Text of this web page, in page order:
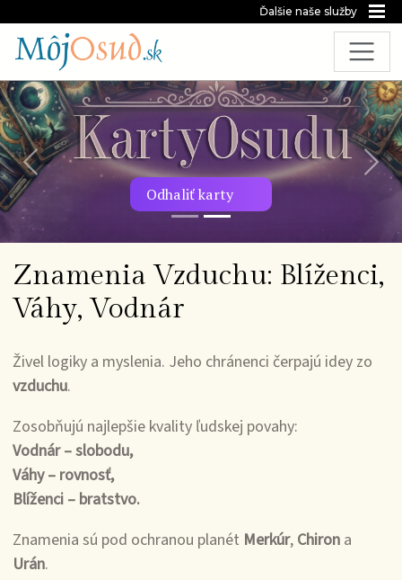
Ďalšie naše služby
Odhaliť karty
Predchádzajúca snímka
Znamenia Vzduchu: Blíženci,
Váhy, Vodnár
Živel logiky a myslenia. Jeho chránenci čerpajú idey zo
vzduchu.
Zosobňujú najlepšie kvality ľudskej povahy:
Vodnár – slobodu,
Váhy – rovnosť,
Blíženci – bratstvo.
Znamenia sú pod ochranou planét Merkúr, Chirona
Urán.